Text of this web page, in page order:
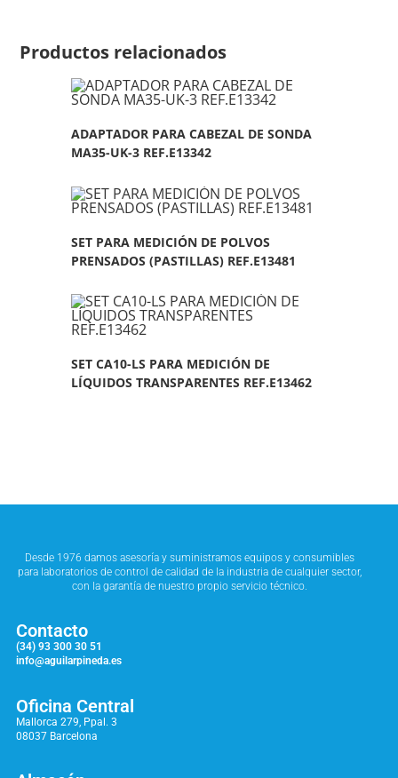
Productos relacionados
ADAPTADOR PARA CABEZAL DE SONDA
MA35-UK-3 REF.E13342
SET PARA MEDICIÓN DE POLVOS
PRENSADOS (PASTILLAS) REF.E13481
SET CA10-LS PARA MEDICIÓN DE
LÍQUIDOS TRANSPARENTES REF.E13462
Desde 1976 damos asesoría y suministramos equipos y consumibles
para laboratorios de control de calidad de la industria de cualquier sector,
con la garantía de nuestro propio servicio técnico.
Contacto
(34) 93 300 30 51
info@aguilarpineda.es
Oficina Central
Mallorca 279, Ppal. 3
08037 Barcelona